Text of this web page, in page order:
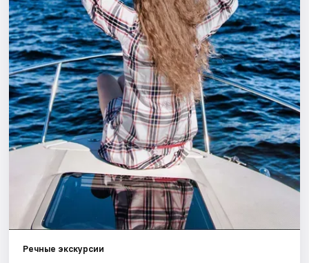
Города
Площадки
Артисты
Рейтинги
Речные экскурсии